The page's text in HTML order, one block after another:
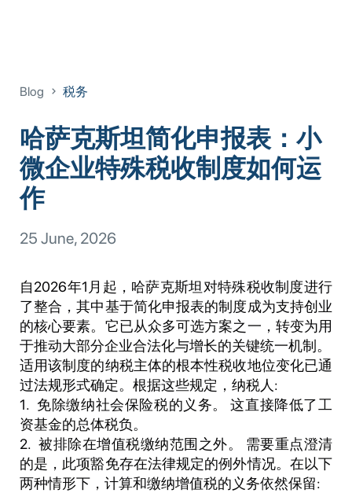
Blog 税务
哈萨克斯坦简化申报表：小
微企业特殊税收制度如何运
作
25 June, 2026
自2026年1月起，哈萨克斯坦对特殊税收制度进行
了整合，其中基于简化申报表的制度成为支持创业
的核心要素。它已从众多可选方案之一，转变为用
于推动大部分企业合法化与增长的关键统一机制。
适用该制度的纳税主体的根本性税收地位变化已通
过法规形式确定。根据这些规定，纳税人:
1. 免除缴纳社会保险税的义务。 这直接降低了工
资基金的总体税负。
2. 被排除在增值税缴纳范围之外。 需要重点澄清
的是，此项豁免存在法律规定的例外情况。在以下
两种情形下，计算和缴纳增值税的义务依然保留: